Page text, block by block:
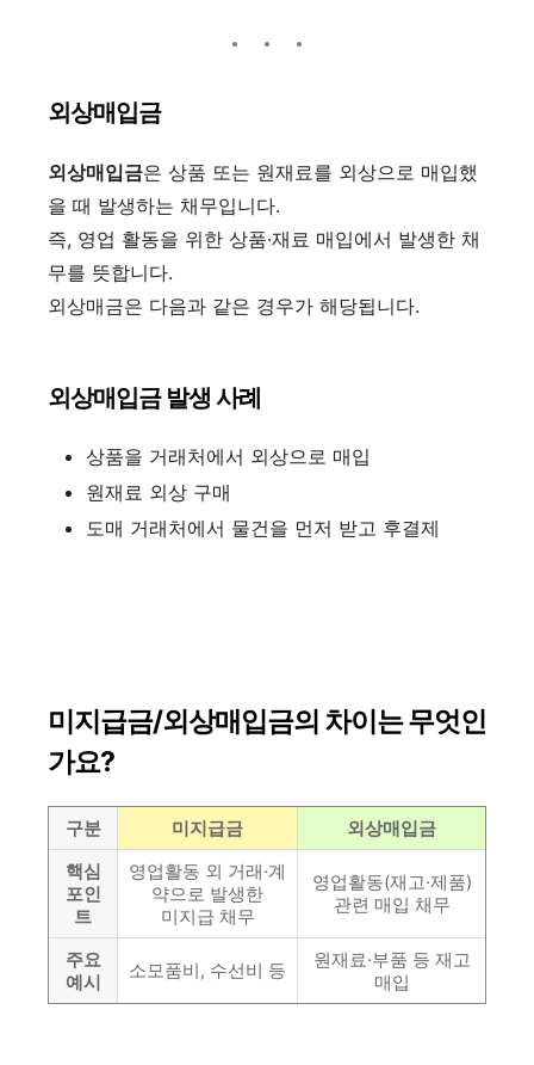
외상매입금
외상매입금은 상품 또는 원재료를 외상으로 매입했
을 때 발생하는 채무입니다.
즉, 영업 활동을 위한 상품·재료 매입에서 발생한 채
무를 뜻합니다.
외상매금은 다음과 같은 경우가 해당됩니다.
외상매입금 발생 사례
상품을 거래처에서 외상으로 매입
원재료 외상 구매
도매 거래처에서 물건을 먼저 받고 후결제
미지급금/외상매입금의 차이는 무엇인
가요?
구분 미지급금
외상매입금
핵심
포인
트
영업활동 외 거래·계
약으로 발생한
미지급 채무
영업활동(재고·제품)
관련 매입 채무
주요
예시
소모품비, 수선비 등
원재료·부품 등 재고
매입